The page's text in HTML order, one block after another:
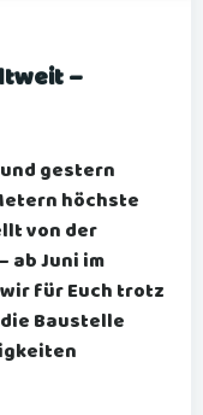
–
gestern
höchste
von der
ab Juni im
für Euch trotz
Baustelle